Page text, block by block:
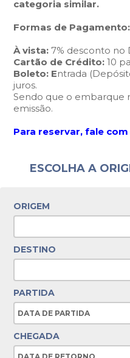
categoria similar.
Formas de Pagamento:
À vista: 7% desconto no
Cartão de Crédito:10
Boleto: Entrada
juros.
Sendo que o embarque
emissão.
Para reservar, fale
ESCOLHA A
ORIGEM
DESTINO
PARTIDA
CHEGADA